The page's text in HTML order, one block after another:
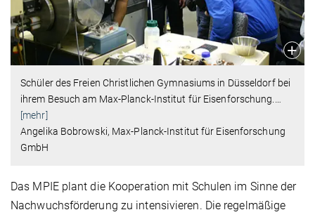
Schüler des Freien Christlichen Gymnasiums in Düsseldorf bei
ihrem Besuch am Max-Planck-Institut für Eisenforschung.
[mehr]
Angelika Bobrowski, Max-Planck-Institut für Eisenforschung
GmbH
Das MPIE plant die Kooperation mit Schulen im Sinne der
Nachwuchsförderung zu intensivieren. Die regelmäßige